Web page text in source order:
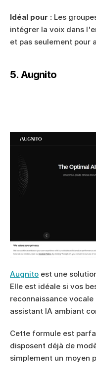
Idéal pour : Les
intégrer la voix dans
et pas seulement pour
5. Augnito
Augnito est une
Elle est idéale si vos
reconnaissance
assistant IA ambiant
Cette formule est
disposent déjà de
simplement un moyen